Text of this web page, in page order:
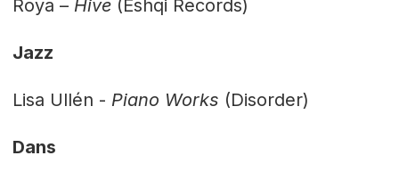
Roya –Hive(Eshqi Records)
Jazz
Lisa Ullén - Piano Works (Disorder)
Dans